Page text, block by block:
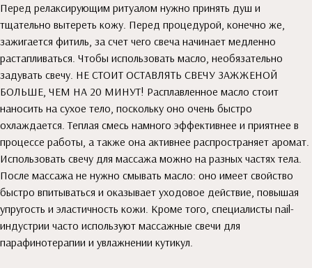
Перед релаксирующим ритуалом нужно принять душ и
тщательно вытереть кожу. Перед процедурой, конечно же,
зажигается фитиль, за счет чего свеча начинает медленно
растапливаться. Чтобы использовать масло, необязательно
задувать свечу. НЕ СТОИТ ОСТАВЛЯТЬ СВЕЧУ ЗАЖЖЕНОЙ
БОЛЬШЕ, ЧЕМ НА 20 МИНУТ! Расплавленное масло стоит
наносить на сухое тело, поскольку оно очень быстро
охлаждается. Теплая смесь намного эффективнее и приятнее в
процессе работы, а также она активнее распространяет аромат.
Использовать свечу для массажа можно на разных частях тела.
После массажа не нужно смывать масло: оно имеет свойство
быстро впитываться и оказывает уходовое действие, повышая
упругость и эластичность кожи. Кроме того, специалисты nail-
индустрии часто используют массажные свечи для
парафинотерапии и увлажнении кутикул.